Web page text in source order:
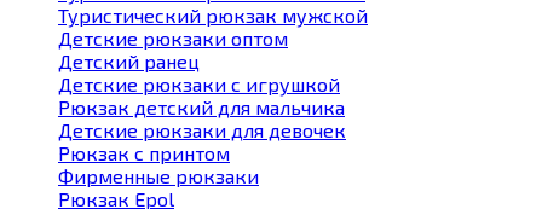
Туристический рюкзак мужской
Детские рюкзаки оптом
Детский ранец
Детские рюкзаки с игрушкой
Рюкзак детский для мальчика
Детские рюкзаки для девочек
Рюкзак с принтом
Фирменные рюкзаки
Рюкзак Epol